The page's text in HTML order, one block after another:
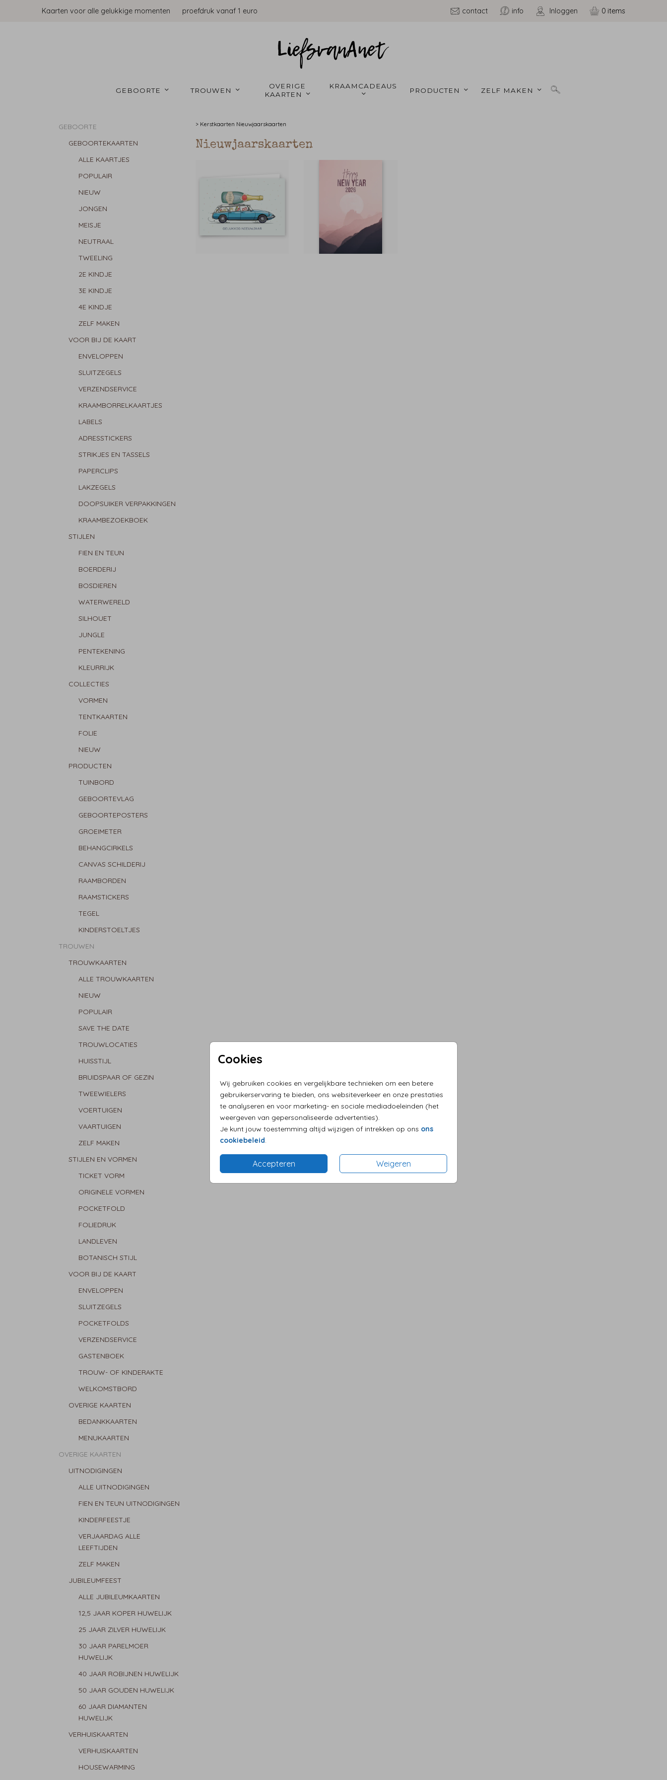
Kaarten voor alle gelukkige momenten proefdruk vanaf 1 euro contact info Inloggen 0
GEBOORTE TROUWEN
OVERIGE
KAARTEN
PRODUCTEN ZELF MAKEN
Cookies
Wij gebruiken cookies en vergelijkbare technieken om een betere
gebruikerservaring te bieden, ons websiteverkeer en onze prestaties
te analyseren en voor marketing- en sociale mediadoeleinden (het
weergeven van gepersonaliseerde advertenties).
Je kunt jouw toestemming altijd wijzigen of intrekken op ons ons
cookiebeleid.
Accepteren Weigeren
GEBOORTE
GEBOORTEKAARTEN
ALLE KAARTJES
POPULAIR
NIEUW
JONGEN
MEISJE
NEUTRAAL
TWEELING
2E KINDJE
3E KINDJE
4E KINDJE
ZELF MAKEN
VOOR BIJ DE KAART
ENVELOPPEN
SLUITZEGELS
VERZENDSERVICE
KRAAMBORRELKAARTJES
LABELS
ADRESSTICKERS
STRIKJES EN TASSELS
PAPERCLIPS
LAKZEGELS
DOOPSUIKER VERPAKKINGEN
KRAAMBEZOEKBOEK
STIJLEN
FIEN EN TEUN
BOERDERIJ
BOSDIEREN
WATERWERELD
SILHOUET
JUNGLE
PENTEKENING
KLEURRIJK
COLLECTIES
VORMEN
TENTKAARTEN
FOLIE
NIEUW
PRODUCTEN
TUINBORD
GEBOORTEVLAG
GEBOORTEPOSTERS
GROEIMETER
BEHANGCIRKELS
CANVAS SCHILDERIJ
RAAMBORDEN
RAAMSTICKERS
TEGEL
KINDERSTOELTJES
TROUWEN
TROUWKAARTEN
ALLE TROUWKAARTEN
NIEUW
POPULAIR
SAVE THE DATE
TROUWLOCATIES
HUISSTIJL
BRUIDSPAAR OF GEZIN
TWEEWIELERS
VOERTUIGEN
VAARTUIGEN
ZELF MAKEN
STIJLEN EN VORMEN
TICKET VORM
ORIGINELE VORMEN
POCKETFOLD
FOLIEDRUK
LANDLEVEN
BOTANISCH STIJL
VOOR BIJ DE KAART
ENVELOPPEN
SLUITZEGELS
POCKETFOLDS
VERZENDSERVICE
GASTENBOEK
TROUW- OF KINDERAKTE
WELKOMSTBORD
OVERIGE KAARTEN
BEDANKKAARTEN
MENUKAARTEN
OVERIGE KAARTEN
UITNODIGINGEN
ALLE UITNODIGINGEN
FIEN EN TEUN UITNODIGINGEN
KINDERFEESTJE
VERJAARDAG ALLE
LEEFTIJDEN
ZELF MAKEN
JUBILEUMFEEST
ALLE JUBILEUMKAARTEN
12,5 JAAR KOPER HUWELIJK
25 JAAR ZILVER HUWELIJK
30 JAAR PARELMOER
HUWELIJK
40 JAAR ROBIJNEN HUWELIJK
50 JAAR GOUDEN HUWELIJK
60 JAAR DIAMANTEN
HUWELIJK
VERHUISKAARTEN
VERHUISKAARTEN
HOUSEWARMING
> Kerstkaarten Nieuwjaarskaarten
Nieuwjaarskaarten